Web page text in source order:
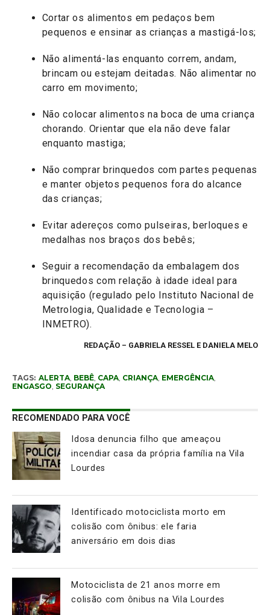
Cortar os alimentos em pedaços bem
pequenos e ensinar as crianças a mastigá-los;
Não alimentá-las enquanto correm, andam,
brincam ou estejam deitadas. Não alimentar no
carro em movimento;
Não colocar alimentos na boca de uma criança
chorando. Orientar que ela não deve falar
enquanto mastiga;
Não comprar brinquedos com partes pequenas
e manter objetos pequenos fora do alcance
das crianças;
Evitar adereços como pulseiras, berloques e
medalhas nos braços dos bebês;
Seguir a recomendação da embalagem dos
brinquedos com relação à idade ideal para
aquisição (regulado pelo Instituto Nacional de
Metrologia, Qualidade e Tecnologia –
INMETRO).
REDAÇÃO – GABRIELA RESSEL E DANIELA MELO
TAGS: ALERTA, BEBÊ, CAPA, CRIANÇA, EMERGÊNCIA,
ENGASGO, SEGURANÇA
RECOMENDADO PARA VOCÊ
Idosa denuncia filho que ameaçou
incendiar casa da própria família na Vila
Lourdes
Identificado motociclista morto em
colisão com ônibus: ele faria
aniversário em dois dias
Motociclista de 21 anos morre em
colisão com ônibus na Vila Lourdes